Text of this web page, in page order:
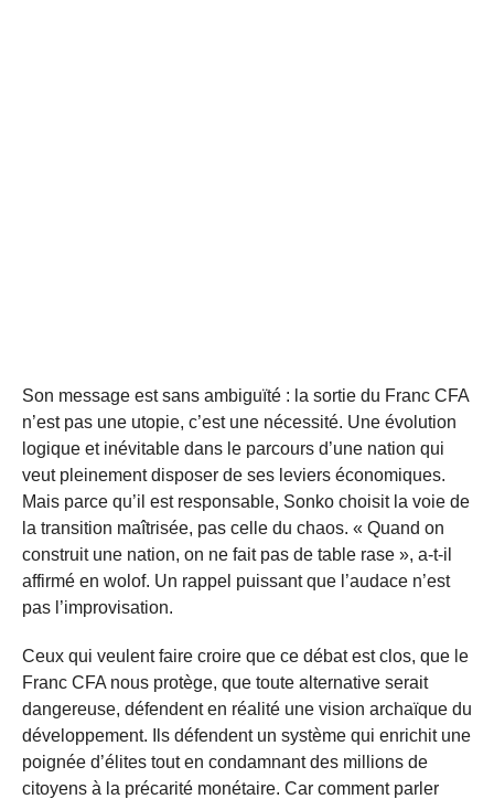
Son message est sans ambiguïté : la sortie du Franc CFA
n’est pas une utopie, c’est une nécessité. Une évolution
logique et inévitable dans le parcours d’une nation qui
veut pleinement disposer de ses leviers économiques.
Mais parce qu’il est responsable, Sonko choisit la voie de
la transition maîtrisée, pas celle du chaos. « Quand on
construit une nation, on ne fait pas de table rase », a-t-il
affirmé en wolof. Un rappel puissant que l’audace n’est
pas l’improvisation.
Ceux qui veulent faire croire que ce débat est clos, que le
Franc CFA nous protège, que toute alternative serait
dangereuse, défendent en réalité une vision archaïque du
développement. Ils défendent un système qui enrichit une
poignée d’élites tout en condamnant des millions de
citoyens à la précarité monétaire. Car comment parler